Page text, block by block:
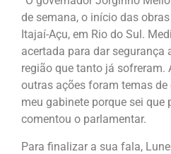
de semana, o início das
Itajaí-Açu, em Rio do Sul.
acertada para dar segurança
região que tanto já sofreram.
outras ações foram temas
meu gabinete porque sei que
comentou o parlamentar.
Para finalizar a sua fala,